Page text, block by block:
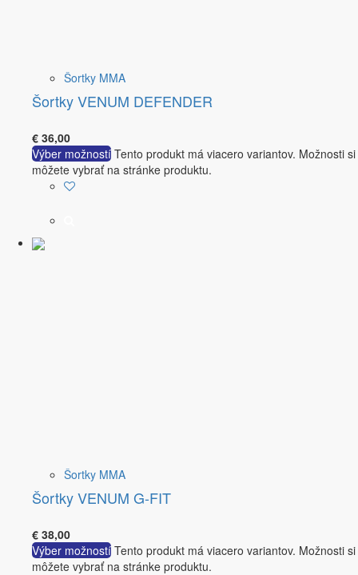
Šortky MMA
Šortky VENUM DEFENDER
€ 36,00
Výber možností Tento produkt má viacero variantov. Možnosti si
môžete vybrať na stránke produktu.
Šortky MMA
Šortky VENUM G-FIT
€ 38,00
Výber možností Tento produkt má viacero variantov. Možnosti si
môžete vybrať na stránke produktu.